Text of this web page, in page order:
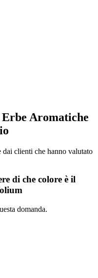
Erbe Aromatiche
dai clienti che hanno valutato
di che colore è il
domanda.